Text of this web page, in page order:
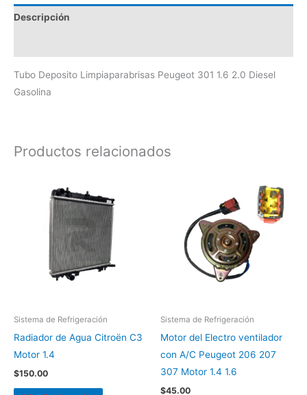
Descripción
Tubo Deposito Limpiaparabrisas Peugeot 301 1.6 2.0 Diesel
Gasolina
Productos relacionados
Sistema de Refrigeración
Radiador de Agua Citroën C3
Motor 1.4
$150.00
Sistema de Refrigeración
Motor del Electro ventilador
con A/C Peugeot 206 207
307 Motor 1.4 1.6
$45.00